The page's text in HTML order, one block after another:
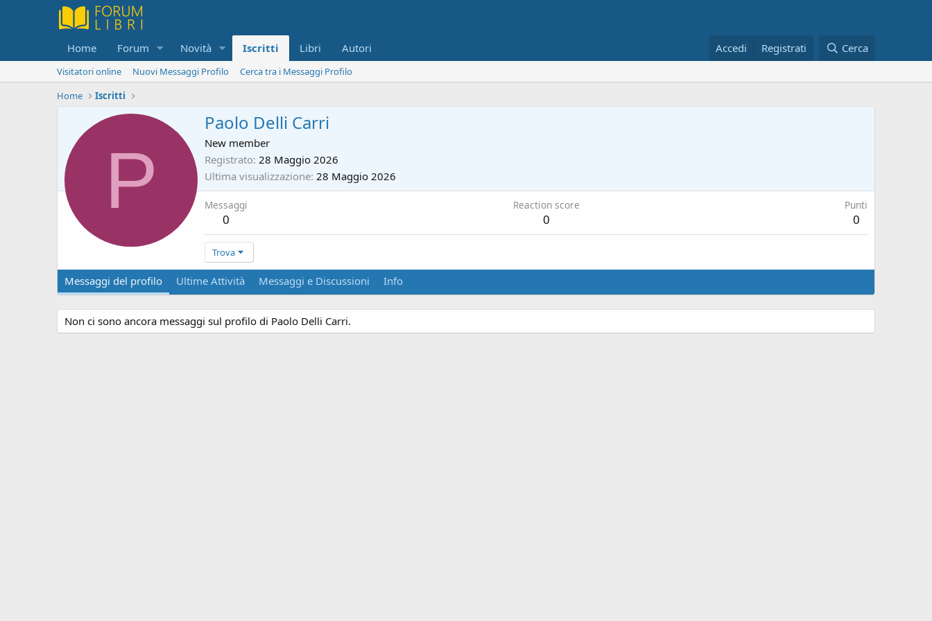
Home Forum Novità Iscritti Libri Autori Accedi Registrati Cerca
Visitatori online Nuovi Messaggi Profilo
Cerca tra i Messaggi Profilo
Home
Iscritti
P
Paolo Delli Carri
New member
Registrato 28 Maggio 2026
Ultima visualizzazione 28 Maggio 2026
Messaggi
0
Reaction score
0
Punti
0
Trova
Messaggi del profilo Ultime Attività Messaggi e Discussioni Info
Non ci sono ancora messaggi sul profilo di Paolo Delli Carri.